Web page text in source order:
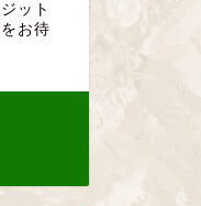
ット
お待